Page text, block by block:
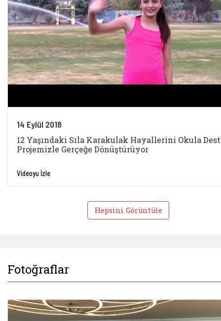
14 Eylül 2018
12 Yaşındaki Sıla Karakulak Hayallerini Okula
Projemizle Gerçeğe Dönüştürüyor
Videoyu İzle
Hepsini Görüntüle
Fotoğraflar